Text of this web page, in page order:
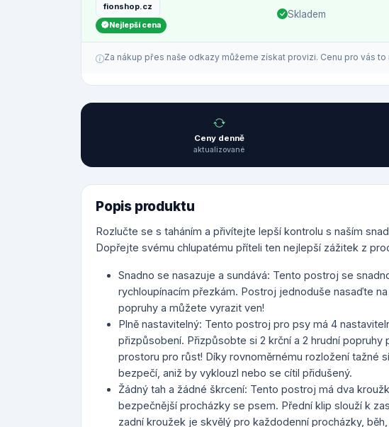
fionshop.cz
Nejlepší cena
Skladem
Za nákup přes naše odkazy můžeme získat provizi. Cenu pro vás
Ceny denně
aktualizované
Popis produktu
Rozlučte se s taháním a přivítejte lepší kontrolu s naším
Dopřejte svému chlupatému příteli ten nejlepší zážitek z
Snadno se nasazuje a sundává: Tento postroj se
rychloupínacím přezkám. Postroj jednoduše nasaďte
popruhy a můžete vyrazit ven!
Plně nastavitelný: Tento postroj pro psy má 4
přizpůsobení. Přizpůsobte si 2 krční a 2 hrudní popruhy
prostoru pro růst! Díky rovnoměrnému rozložení tažné
bezpečí, aniž by vyklouzl nebo se cítil přidušený.
Žádný tah a žádné škrcení: Tento postroj má dva
bezpečnější procházky se psem. Přední klip slouží k
zadní kroužek je skvělý pro každodenní procházky,